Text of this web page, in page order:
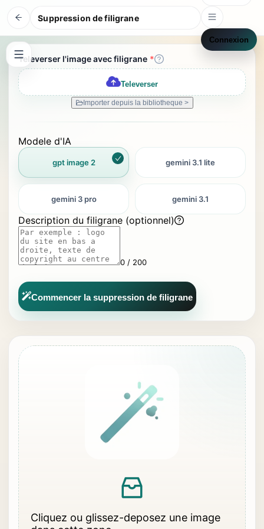
Suppression de filigrane
Connexion
Televerser l'image avec filigrane *
Televerser
Importer depuis la bibliotheque >
Modele d'IA
gpt image 2 gemini 3.1 lite
gemini 3 pro gemini 3.1
Description du filigrane (optionnel)
0 / 200
Commencer la suppression de filigrane
Cliquez ou glissez-deposez une image